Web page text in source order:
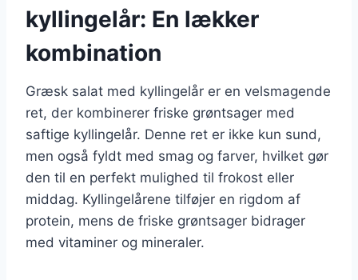
kyllingelår: En lækker
kombination
Græsk salat med kyllingelår er en velsmagende
ret, der kombinerer friske grøntsager med
saftige kyllingelår. Denne ret er ikke kun sund,
men også fyldt med smag og farver, hvilket gør
den til en perfekt mulighed til frokost eller
middag. Kyllingelårene tilføjer en rigdom af
protein, mens de friske grøntsager bidrager
med vitaminer og mineraler.